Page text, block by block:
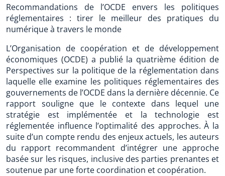
Recommandations de l’OCDE envers les politiques
réglementaires : tirer le meilleur des pratiques du
numérique à travers le monde
L’Organisation de coopération et de développement
économiques (OCDE) a publié la quatrième édition de
Perspectives sur la politique de la réglementation dans
laquelle elle examine les politiques réglementaires des
gouvernements de l’OCDE dans la dernière décennie. Ce
rapport souligne que le contexte dans lequel une
stratégie est implémentée et la technologie est
réglementée influence l’optimalité des approches. À la
suite d’un compte rendu des enjeux actuels, les auteurs
du rapport recommandent d’intégrer une approche
basée sur les risques, inclusive des parties prenantes et
soutenue par une forte coordination et coopération.